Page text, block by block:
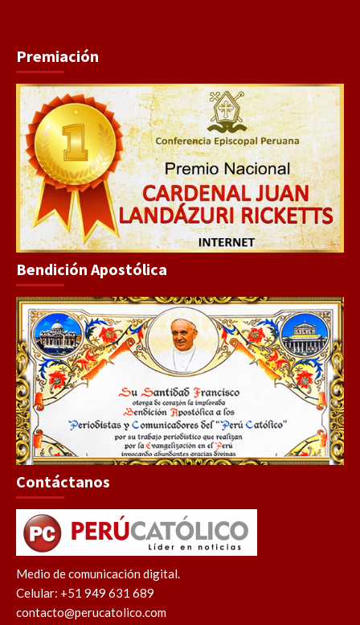
Premiación
Bendición Apostólica
Contáctanos
Medio de comunicación digital.
Celular: +51 949 631 689
contacto@perucatolico.com